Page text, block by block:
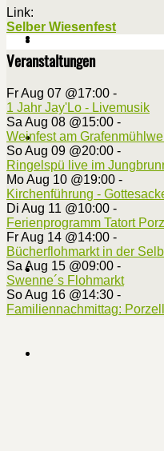
Link:
Selber Wiesenfest
Veranstaltungen
Fr Aug 07 @17:00 -
1 Jahr Jay'Lo - Livemusik
Sa Aug 08 @15:00 -
Weinfest am
So Aug 09 @20:00 -
Ringelspü live im
Mo Aug 10 @19:00 -
Kirchenführung -
Di Aug 11 @10:00 -
Ferienprogramm Tatort
Fr Aug 14 @14:00 -
Bücherflohmarkt in der
Sa Aug 15 @09:00 -
Swenne´s Flohmarkt
So Aug 16 @14:30 -
Familiennachmittag: